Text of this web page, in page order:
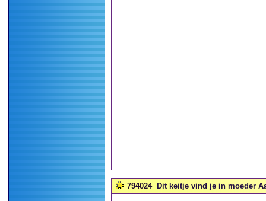
794024 Dit keitje vind je in moeder